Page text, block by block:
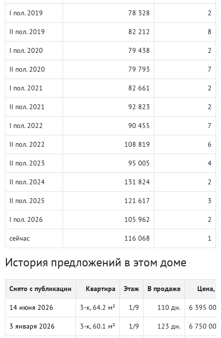
I пол. 2019 78 328 2
II пол. 2019 82 212 8
I пол. 2020 79 438 2
II пол. 2020 79 793 7
I пол. 2021 82 661 2
II пол. 2021 92 823 2
I пол. 2022 90 455 7
II пол. 2022 108 819 6
II пол. 2023 95 005 4
II пол. 2024 131 824 2
II пол. 2025 121 617 3
I пол. 2026 105 962 2
сейчас 116 068 1
История предложений в этом доме
Снято с публикации Квартира Этаж В продаже Цена, ₽
14 июня 2026 3-к, 64.2 м² 1/9 110 дн. 6 395 000
3 января 2026 3-к, 60.1 м² 1/9 123 дн. 6 750 000